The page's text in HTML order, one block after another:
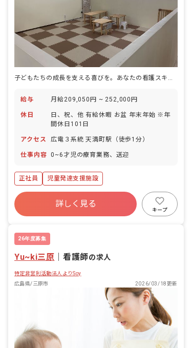
子どもたちの成長を支える喜びを。あなたの看護スキルで未来を育みませんか？
給与 月給209,050円 ~ 252,000円
休日
日、祝、他 有給休暇 お盆 年末年始 ※年
間休日101日
アクセス 広電３系統 天満町駅（徒歩1分）
仕事内容 0~6才児の療育業務、送迎
正社員 児童発達支援施設
詳しく見る
キープ
26年度募集
Yu~ki三原 ｜看護師の求人
特定非営利活動法人よりSoy
広島県/三原市
2026/03/18更新